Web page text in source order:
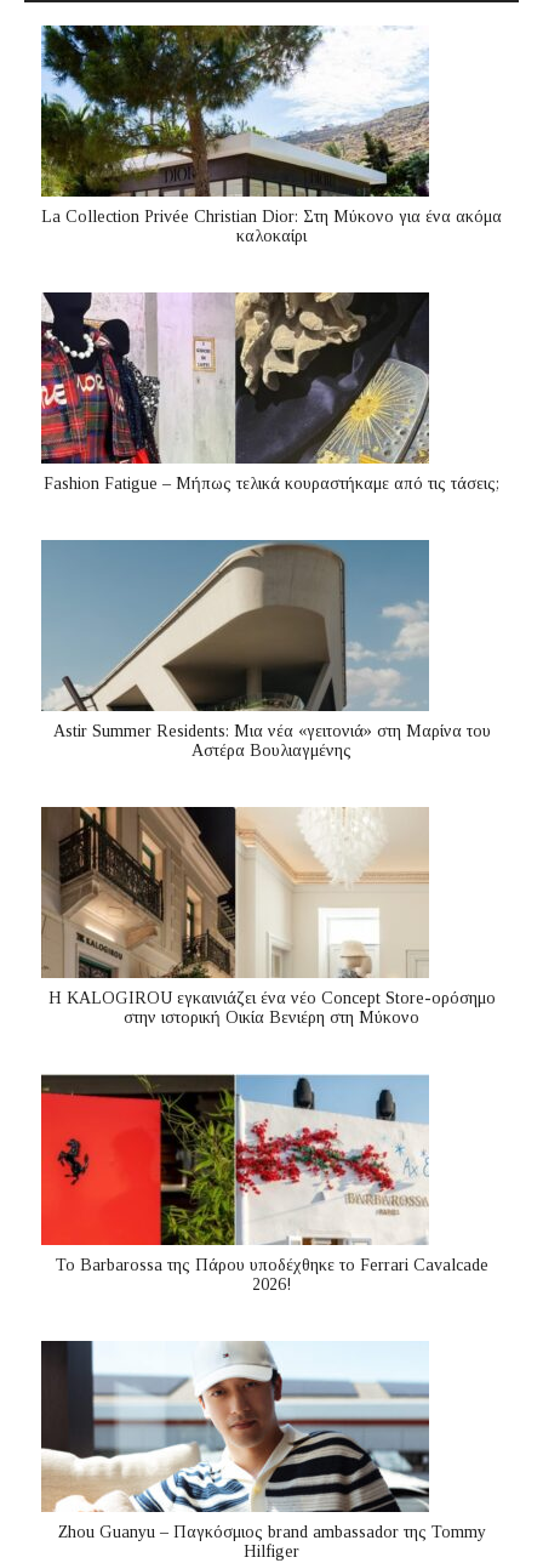
La Collection Privée Christian Dior: Στη Μύκονο για ένα ακόμα
καλοκαίρι
Fashion Fatigue – Μήπως τελικά κουραστήκαμε από τις τάσεις;
Astir Summer Residents: Μια νέα «γειτονιά» στη Μαρίνα του
Αστέρα Βουλιαγμένης
Η KALOGIROU εγκαινιάζει ένα νέο Concept Store-ορόσημο
στην ιστορική Οικία Βενιέρη στη Μύκονο
Το Barbarossa της Πάρου υποδέχθηκε το Ferrari Cavalcade
2026!
Zhou Guanyu – Παγκόσμιος brand ambassador της Tommy
Hilfiger